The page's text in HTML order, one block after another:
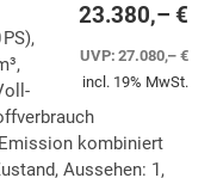
23.380,– €
UVP:27.080,– €
incl. 19% MwSt.
kombiniert
Aussehen: 1,